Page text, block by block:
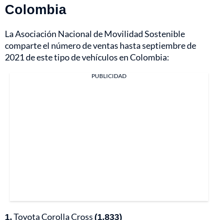
Colombia
La Asociación Nacional de Movilidad Sostenible
comparte el número de ventas hasta septiembre de
2021 de este tipo de vehículos en Colombia:
PUBLICIDAD
1.Toyota Corolla Cross(1.833)